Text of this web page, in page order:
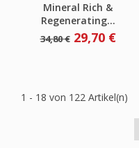
Mineral Rich &
Regenerating...
Verkaufspreis
34,80 € Preis
29,70 €
1 - 18 von 122 Artikel(n)